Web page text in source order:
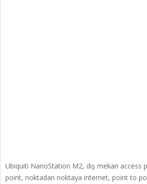
Ubiquiti NanoStation M2, dış mekan access
point, noktadan noktaya internet, point to